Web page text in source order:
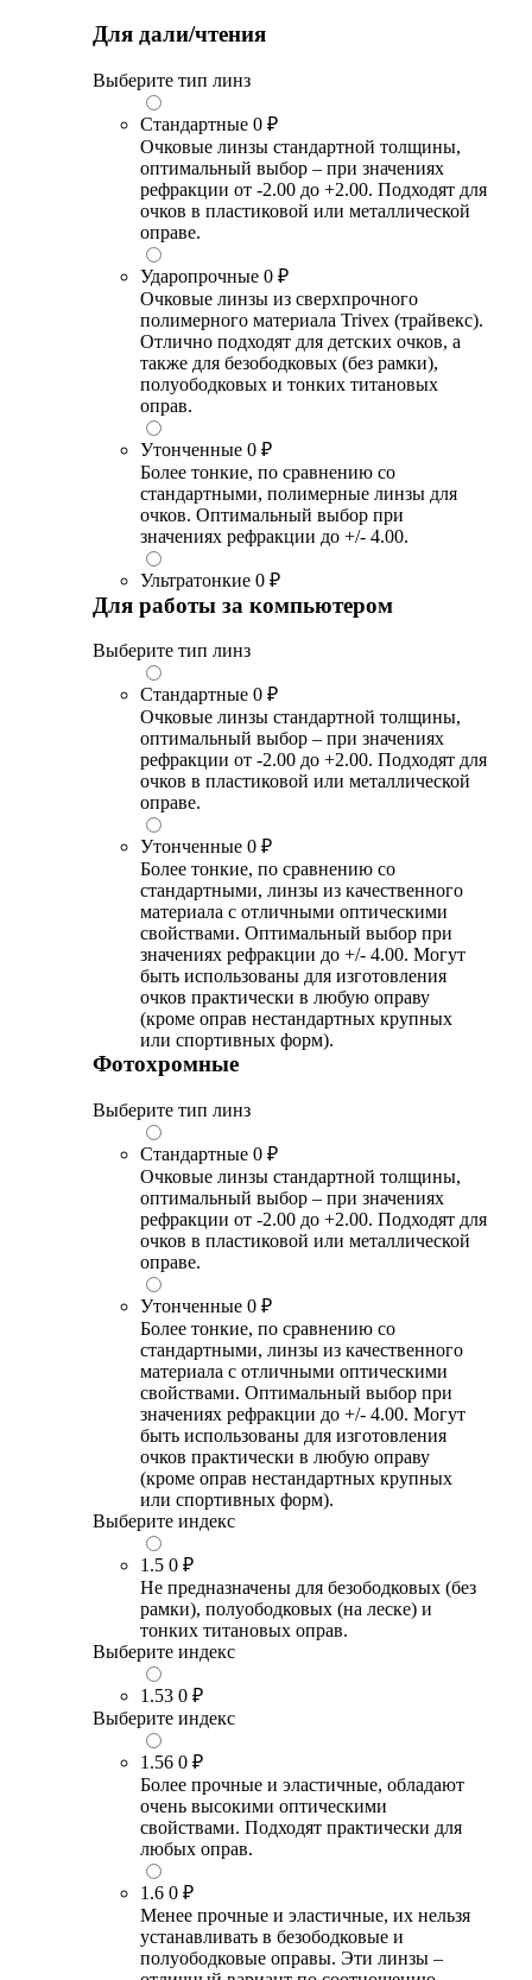
Для дали/чтения
Выберите тип линз
Стандартные 0 ₽
Очковые линзы стандартной толщины,
оптимальный выбор – при значениях
рефракции от -2.00 до +2.00. Подходят для
очков в пластиковой или металлической
оправе.
Ударопрочные 0 ₽
Очковые линзы из сверхпрочного
полимерного материала Trivex (трайвекс).
Отлично подходят для детских очков, а
также для безободковых (без рамки),
полуободковых и тонких титановых
оправ.
Утонченные 0 ₽
Более тонкие, по сравнению со
стандартными, полимерные линзы для
очков. Оптимальный выбор при
значениях рефракции до +/- 4.00.
Ультратонкие 0 ₽
Для работы за компьютером
Выберите тип линз
Стандартные 0 ₽
Очковые линзы стандартной толщины,
оптимальный выбор – при значениях
рефракции от -2.00 до +2.00. Подходят для
очков в пластиковой или металлической
оправе.
Утонченные 0 ₽
Более тонкие, по сравнению со
стандартными, линзы из качественного
материала с отличными оптическими
свойствами. Оптимальный выбор при
значениях рефракции до +/- 4.00. Могут
быть использованы для изготовления
очков практически в любую оправу
(кроме оправ нестандартных крупных
или спортивных форм).
Фотохромные
Выберите тип линз
Стандартные 0 ₽
Очковые линзы стандартной толщины,
оптимальный выбор – при значениях
рефракции от -2.00 до +2.00. Подходят для
очков в пластиковой или металлической
оправе.
Утонченные 0 ₽
Более тонкие, по сравнению со
стандартными, линзы из качественного
материала с отличными оптическими
свойствами. Оптимальный выбор при
значениях рефракции до +/- 4.00. Могут
быть использованы для изготовления
очков практически в любую оправу
(кроме оправ нестандартных крупных
или спортивных форм).
Выберите индекс
1.5 0 ₽
Не предназначены для безободковых (без
рамки), полуободковых (на леске) и
тонких титановых оправ.
Выберите индекс
1.53 0 ₽
Выберите индекс
1.56 0 ₽
Более прочные и эластичные, обладают
очень высокими оптическими
свойствами. Подходят практически для
любых оправ.
1.6 0 ₽
Менее прочные и эластичные, их нельзя
устанавливать в безободковые и
полуободковые оправы. Эти линзы –